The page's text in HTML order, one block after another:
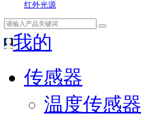
红外光源
我的
传感器
温度传感器